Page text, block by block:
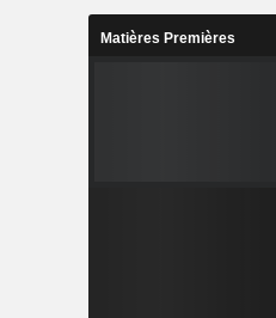
Matières Premières